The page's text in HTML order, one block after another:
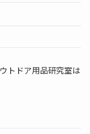
トドア用品研究室は